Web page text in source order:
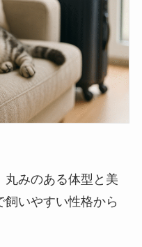
丸みのある体型と美
飼いやすい性格から